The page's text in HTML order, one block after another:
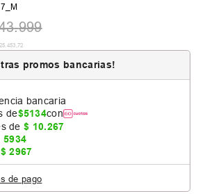
.999
25 453 72
promos bancarias!
bancaria
de$5134con
de$ 10.267
5934
$ 2967
de pago